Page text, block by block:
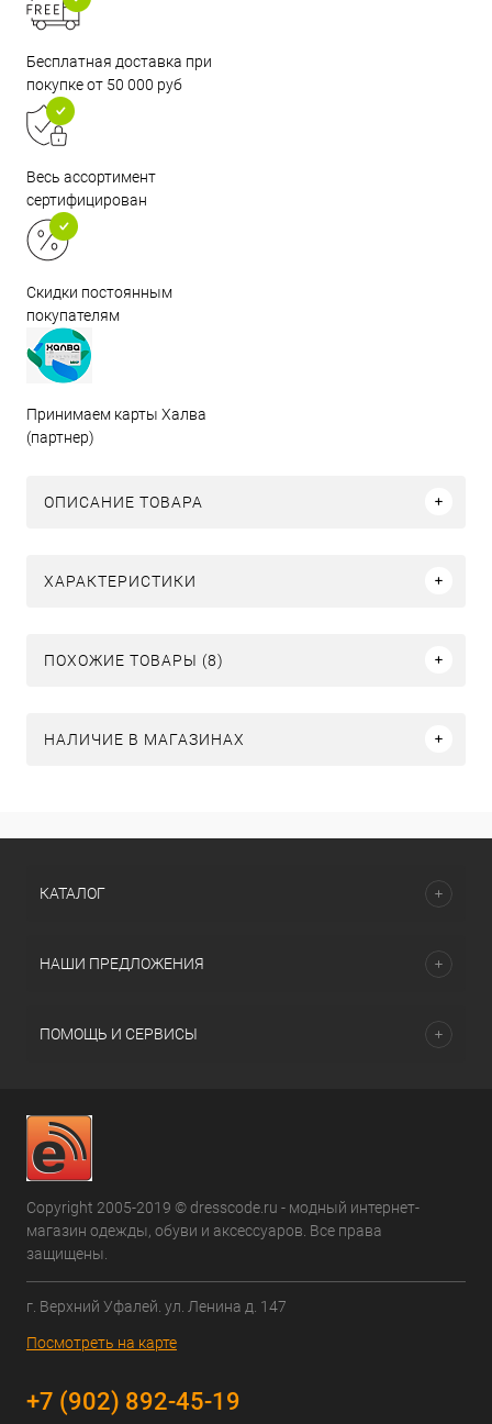
Бесплатная доставка при
покупке от 50 000 руб
Весь ассортимент
сертифицирован
Скидки постоянным
покупателям
Принимаем карты Халва
(партнер)
ОПИСАНИЕ ТОВАРА
ХАРАКТЕРИСТИКИ
ПОХОЖИЕ ТОВАРЫ (8)
НАЛИЧИЕ В МАГАЗИНАХ
КАТАЛОГ
НАШИ ПРЕДЛОЖЕНИЯ
ПОМОЩЬ И СЕРВИСЫ
Copyright 2005-2019 © dresscode.ru - модный интернет-
магазин одежды, обуви и аксессуаров. Все права
защищены.
г. Верхний Уфалей. ул. Ленина д. 147
Посмотреть на карте
+7 (902) 892-45-19